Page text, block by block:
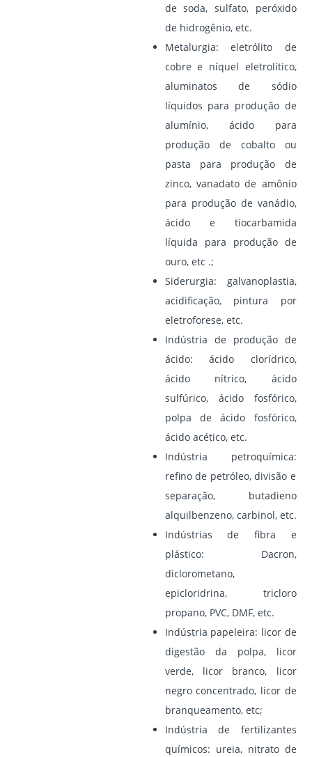
de soda, sulfato, peróxido
de hidrogênio, etc.
Metalurgia:eletrólito de
cobre e níquel eletrolítico,
aluminatos de sódio
líquidos para produção de
alumínio, ácido para
produção de cobalto ou
pasta para produção de
zinco, vanadato de amônio
para produção de vanádio,
ácido e tiocarbamida
líquida para produção de
ouro, etc .;
Siderurgia: galvanoplastia,
acidificação, pintura por
eletroforese, etc.
Indústria de produção de
ácido: ácido clorídrico,
ácido nítrico, ácido
sulfúrico, ácido fosfórico,
polpa de ácido fosfórico,
ácido acético, etc.
Indústria petroquímica:
refino de petróleo, divisão e
separação, butadieno
alquilbenzeno, carbinol, etc.
Indústrias de fibra e
plástico: Dacron,
diclorometano,
epicloridrina, tricloro
propano, PVC, DMF, etc.
Indústria papeleira: licor de
digestão da polpa, licor
verde, licor branco, licor
negro concentrado, licor de
branqueamento, etc;
Indústria de fertilizantes
químicos: ureia, nitrato de